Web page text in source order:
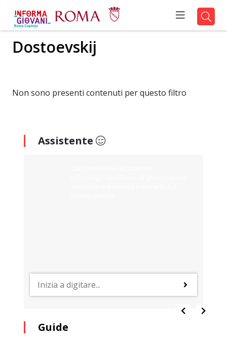
Dostoevskij
Non sono presenti contenuti per questo filtro
Assistente
Guide